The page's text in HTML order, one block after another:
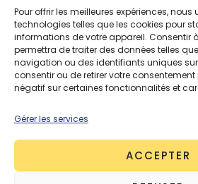
Pour offrir les meilleures expériences, nous
technologies telles que les cookies pour
informations de votre appareil. Consentir
permettra de traiter des données telles
navigation ou des identifiants uniques sur
consentir ou de retirer votre
négatif sur certaines fonctionnalités et
Gérer les services
ACCEPTER
Compte
Calendrier
Contactez-nous
Conditions générales